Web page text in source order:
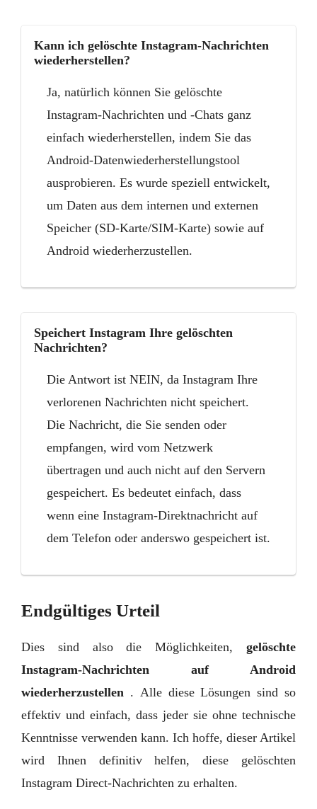
Kann ich gelöschte Instagram-Nachrichten
wiederherstellen?
Ja, natürlich können Sie gelöschte
Instagram-Nachrichten und -Chats ganz
einfach wiederherstellen, indem Sie das
Android-Datenwiederherstellungstool
ausprobieren. Es wurde speziell entwickelt,
um Daten aus dem internen und externen
Speicher (SD-Karte/SIM-Karte) sowie auf
Android wiederherzustellen.
Speichert Instagram Ihre gelöschten
Nachrichten?
Die Antwort ist NEIN, da Instagram Ihre
verlorenen Nachrichten nicht speichert.
Die Nachricht, die Sie senden oder
empfangen, wird vom Netzwerk
übertragen und auch nicht auf den Servern
gespeichert. Es bedeutet einfach, dass
wenn eine Instagram-Direktnachricht auf
dem Telefon oder anderswo gespeichert ist.
Endgültiges Urteil
Dies sind also die Möglichkeiten, gelöschte
Instagram-Nachrichten auf Android
wiederherzustellen . Alle diese Lösungen sind so
effektiv und einfach, dass jeder sie ohne technische
Kenntnisse verwenden kann. Ich hoffe, dieser Artikel
wird Ihnen definitiv helfen, diese gelöschten
Instagram Direct-Nachrichten zu erhalten.